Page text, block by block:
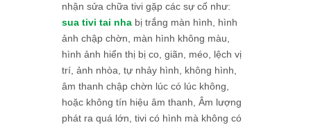
nhận sửa chữa tivi gặp các sự cố như:
sua tivi tai nha bị trắng màn hình, hình
ảnh chập chờn, màn hình không màu,
hình ảnh hiển thị bị co, giãn, méo, lệch vị
trí, ảnh nhòa, tự nhảy hình, không hình,
âm thanh chập chờn lúc có lúc không,
hoặc không tín hiệu âm thanh, Âm lượng
phát ra quá lớn, tivi có hình mà không có